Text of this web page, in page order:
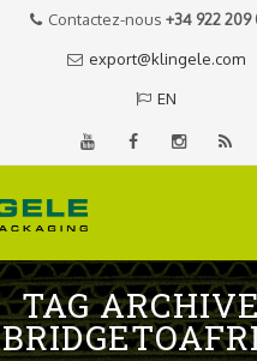
Contactez-nous +34 922 209
export@klingele.com
EN
TAG